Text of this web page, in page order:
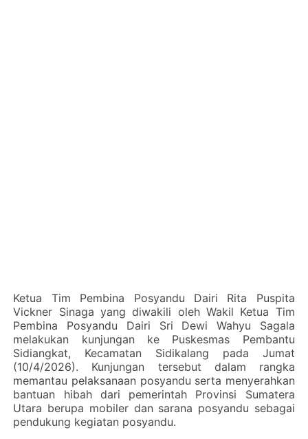
‎Ketua Tim Pembina Posyandu Dairi Rita Puspita
Vickner Sinaga yang diwakili oleh Wakil Ketua Tim
Pembina Posyandu Dairi Sri Dewi Wahyu Sagala
melakukan kunjungan ke Puskesmas Pembantu
Sidiangkat, Kecamatan Sidikalang pada Jumat
(10/4/2026). Kunjungan tersebut dalam rangka
memantau pelaksanaan posyandu serta menyerahkan
bantuan hibah dari pemerintah Provinsi Sumatera
Utara berupa mobiler dan sarana posyandu sebagai
pendukung kegiatan posyandu.